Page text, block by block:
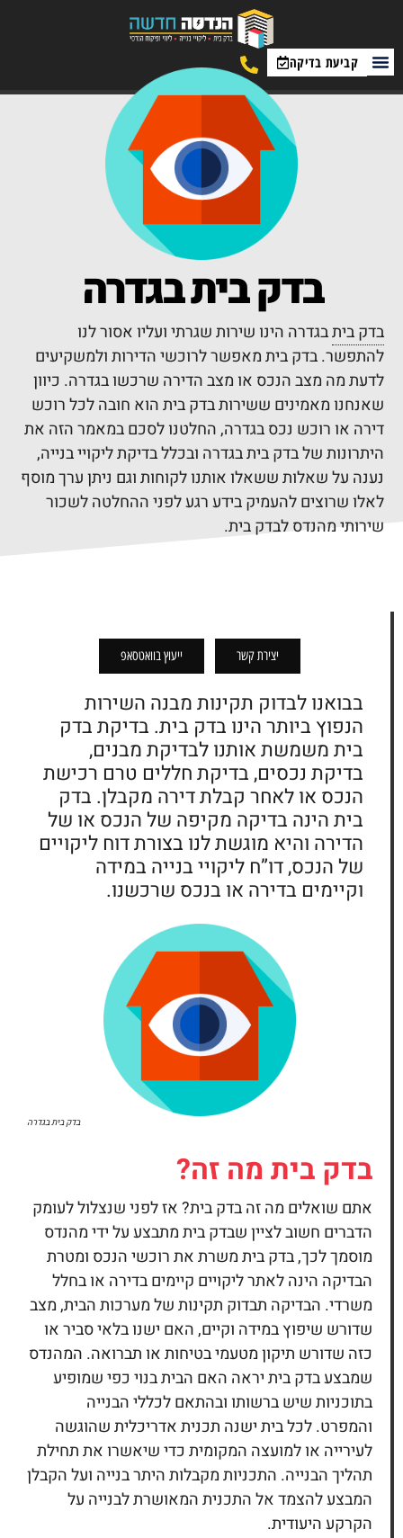
קביעת בדיקה
בדק ביתבגדרה
בדק ביתבגדרה הינו שירות שגרתי ועליו אסור לנו
להתפשר. בדק בית מאפשר לרוכשי הדירות ולמשקיעים
לדעת מה מצב הנכס או מצב הדירה שרכשו בגדרה. כיוון
שאנחנו מאמינים ששירות בדק בית הוא חובה לכל רוכש
דירה או רוכש נכס בגדרה, החלטנו לסכם במאמר הזה את
היתרונות של בדק בית בגדרה ובכלל בדיקת ליקויי בנייה,
נענה על שאלות ששאלו אותנו לקוחות וגם ניתן ערך מוסף
לאלו שרוצים להעמיק בידע רגע לפני ההחלטה לשכור
שירותי מהנדס לבדק בית.
יצירת קשר ייעוץ בוואטסאפ
בבואנו לבדוק תקינות מבנה השירות
הנפוץ ביותר הינו בדק בית. בדיקת בדק
בית משמשת אותנו לבדיקת מבנים,
בדיקת נכסים, בדיקת חללים טרם רכישת
הנכס או לאחר קבלת דירה מקבלן. בדק
בית הינה בדיקה מקיפה של הנכס או של
הדירה והיא מוגשת לנו בצורת דוח ליקויים
של הנכס, דו”ח ליקויי בנייה במידה
וקיימים בדירה או בנכס שרכשנו.
בדק ביתבגדרה
בדק בית מה זה?
אתם שואלים מה זהבדק בית?אז לפני שנצלול לעומק
הדברים חשוב לציין שבדק בית מתבצע על ידי מהנדס
מוסמך לכך, בדק בית משרת את רוכשי הנכס ומטרת
הבדיקה הינה לאתר ליקויים קיימים בדירה או בחלל
משרדי. הבדיקה תבדוק תקינות של מערכות הבית, מצב
שדורש שיפוץ במידה וקיים, האם ישנו בלאי סביר או
כזה שדורש תיקון מטעמי בטיחות או תברואה. המהנדס
שמבצע בדק בית יראה האם הבית בנוי כפי שמופיע
בתוכניות שיש ברשותו ובהתאם לכללי הבנייה
והמפרט. לכל בית ישנה תכנית אדריכלית שהוגשה
לעירייה או למועצה המקומית כדי שיאשרו את תחילת
תהליך הבנייה. התכניות מקבלות היתר בנייה ועל הקבלן
המבצע להצמד אל התכנית המאושרת לבנייה על
הקרקע היעודית.